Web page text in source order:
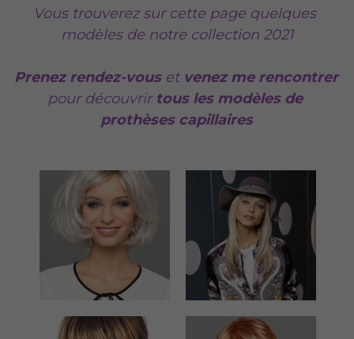
Vous trouverez sur cette page quelques
modèles de notre collection 2021
Prenez rendez-vous et
venez me rencontrer
pour découvrir tous les modèles de
prothèses capillaires